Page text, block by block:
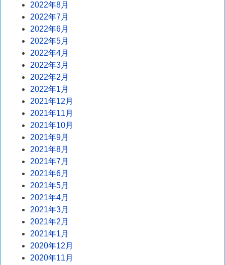
2022年8月
2022年7月
2022年6月
2022年5月
2022年4月
2022年3月
2022年2月
2022年1月
2021年12月
2021年11月
2021年10月
2021年9月
2021年8月
2021年7月
2021年6月
2021年5月
2021年4月
2021年3月
2021年2月
2021年1月
2020年12月
2020年11月